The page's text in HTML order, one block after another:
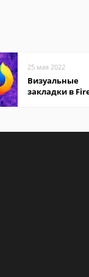
25 мая 2022
Визуальные
закладки в